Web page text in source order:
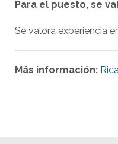
Para el puesto, se
Se valora experiencia
Más información: